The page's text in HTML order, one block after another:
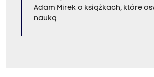
Adam Mirek o książkach, które
nauką